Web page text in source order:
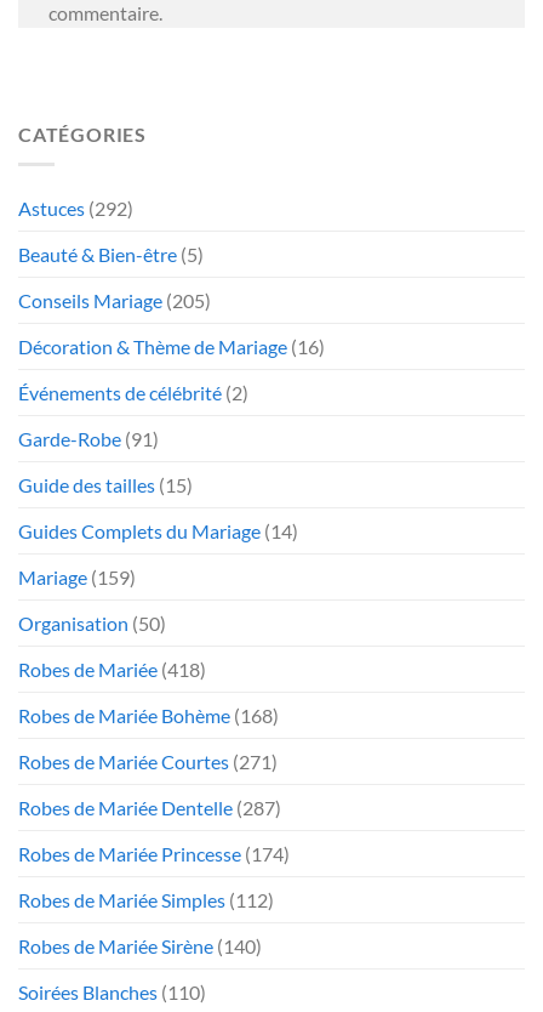
commentaire.
CATÉGORIES
Astuces (292)
Beauté & Bien-être (5)
Conseils Mariage (205)
Décoration & Thème de Mariage (16)
Événements de célébrité (2)
Garde-Robe (91)
Guide des tailles (15)
Guides Complets du Mariage (14)
Mariage (159)
Organisation (50)
Robes de Mariée (418)
Robes de Mariée Bohème (168)
Robes de Mariée Courtes (271)
Robes de Mariée Dentelle (287)
Robes de Mariée Princesse (174)
Robes de Mariée Simples (112)
Robes de Mariée Sirène (140)
Soirées Blanches (110)